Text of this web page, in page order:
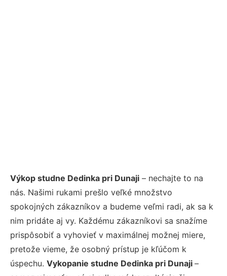
Výkop studne Dedinka pri Dunaji – nechajte to na
nás. Našimi rukami prešlo veľké množstvo
spokojných zákazníkov a budeme veľmi radi, ak sa k
nim pridáte aj vy. Každému zákazníkovi sa snažíme
prispôsobiť a vyhovieť v maximálnej možnej miere,
pretože vieme, že osobný prístup je kľúčom k
úspechu. Vykopanie studne Dedinka pri Dunaji –